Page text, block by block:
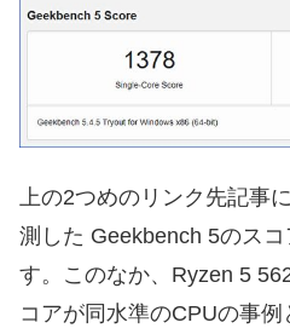
上の2つめのリンク先記事
測した Geekbench 5のス
す。このなか、Ryzen 5
コアが同水準のCPUの事